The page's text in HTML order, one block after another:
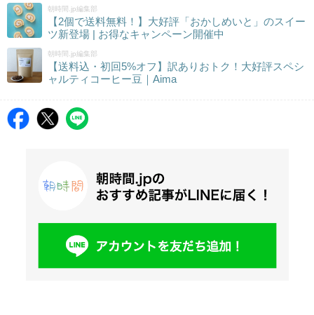
朝時間.jp編集部
【2個で送料無料！】大好評「おかしめいと」のスイー
ツ新登場 | お得なキャンペーン開催中
朝時間.jp編集部
【送料込・初回5%オフ】訳ありおトク！大好評スペシ
ャルティコーヒー豆｜Aima